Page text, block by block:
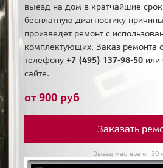
выезд на дом в кратчайшие
бесплатную диагностику
произведет ремонт с
комплектующих. Заказ ремонта
телефону +7 (495) 137-98-50 или
сайте.
от 900 руб
Заказать
Выезд мастера от 30